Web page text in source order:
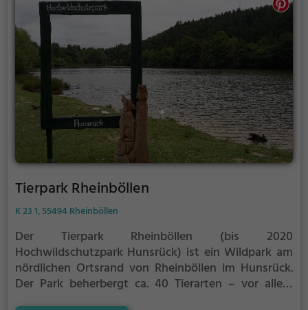
Tierpark Rheinböllen
K 23 1, 55494 Rheinböllen
Der Tierpark Rheinböllen (bis 2020
Hochwildschutzpark Hunsrück) ist ein Wildpark am
nördlichen Ortsrand von Rheinböllen im Hunsrück.
Der Park beherbergt ca. 40 Tierarten – vor allem